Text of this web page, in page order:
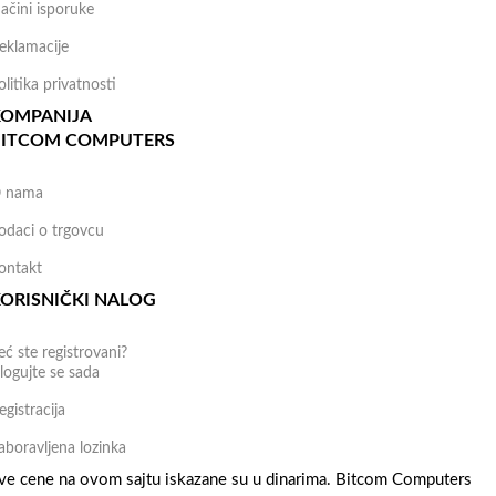
isporuke
privatnosti
COMPUTERS
nama
o trgovcu
NALOG
ste registrovani?
se sada
lozinka
cene na ovom sajtu iskazane su u dinarima. Bitcom Computers